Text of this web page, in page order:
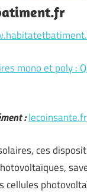
mono et poly :
:lecoinsante.fr
ces
cellules